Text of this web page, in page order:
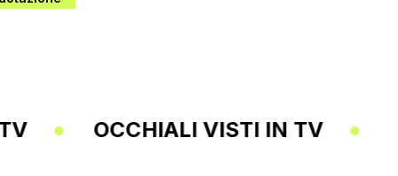
VISTI IN TV OCCHIALI VISTI